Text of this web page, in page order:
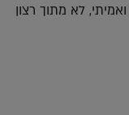
לא מתוך רצון